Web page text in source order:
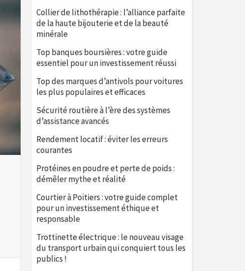
Collier de lithothérapie : l’alliance parfaite
de la haute bijouterie et de la beauté
minérale
Top banques boursières : votre guide
essentiel pour un investissement réussi
Top des marques d’antivols pour voitures
les plus populaires et efficaces
Sécurité routière à l’ère des systèmes
d’assistance avancés
Rendement locatif : éviter les erreurs
courantes
Protéines en poudre et perte de poids :
démêler mythe et réalité
Courtier à Poitiers : votre guide complet
pour un investissement éthique et
responsable
Trottinette électrique : le nouveau visage
du transport urbain qui conquiert tous les
publics !